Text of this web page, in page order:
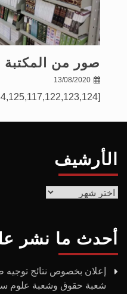
صور من المكتبة
13/08/2020
[gallery ids="120,119,134,125,117,122,123,124"]
الأرشيف
أحدث ما نشر